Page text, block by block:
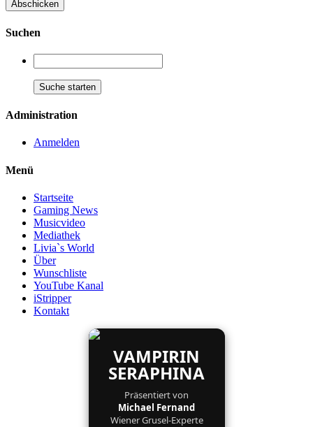
Suchen
Administration
Anmelden
Menü
Startseite
Gaming News
Musicvideo
Mediathek
Livia`s World
Über
Wunschliste
YouTube Kanal
iStripper
Kontakt
VAMPIRIN
SERAPHINA
Präsentiert von
Michael Fernand
Wiener Grusel-Experte